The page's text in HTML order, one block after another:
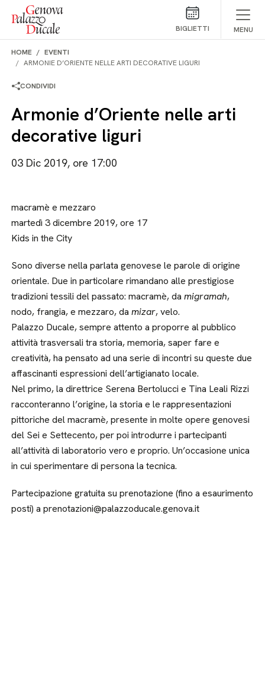
Salta al contenuto
BIGLIETTI MENU
HOME
EVENTI
ARMONIE D’ORIENTE NELLE ARTI DECORATIVE LIGURI
CONDIVIDI
Armonie d’Oriente nelle arti
decorative liguri
03 Dic 2019, ore 17:00
macramè e mezzaro
martedì 3 dicembre 2019, ore 17
Kids in the City
Sono diverse nella parlata genovese le parole di origine
orientale. Due in particolare rimandano alle prestigiose
tradizioni tessili del passato: macramè, damigramah,
nodo, frangia, e mezzaro, damizar, velo.
Palazzo Ducale, sempre attento a proporre al pubblico
attività trasversali tra storia, memoria, saper fare e
creatività, ha pensato ad una serie di incontri su queste due
affascinanti espressioni dell’artigianato locale.
Nel primo, la direttrice Serena Bertolucci e Tina Leali Rizzi
racconteranno l’origine, la storia e le rappresentazioni
pittoriche del macramè, presente in molte opere genovesi
del Sei e Settecento, per poi introdurre i partecipanti
all’attività di laboratorio vero e proprio. Un’occasione unica
in cui sperimentare di persona la tecnica.
Partecipazione gratuita su prenotazione (fino a esaurimento
posti) a prenotazioni@palazzoducale.genova.it